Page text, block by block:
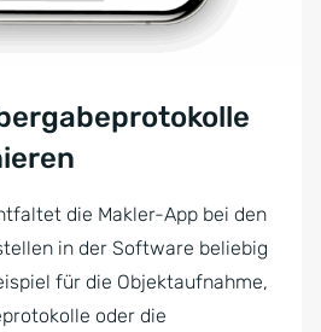
die Makler-App bei den
in der Software beliebig
für die Objektaufnahme,
oder die